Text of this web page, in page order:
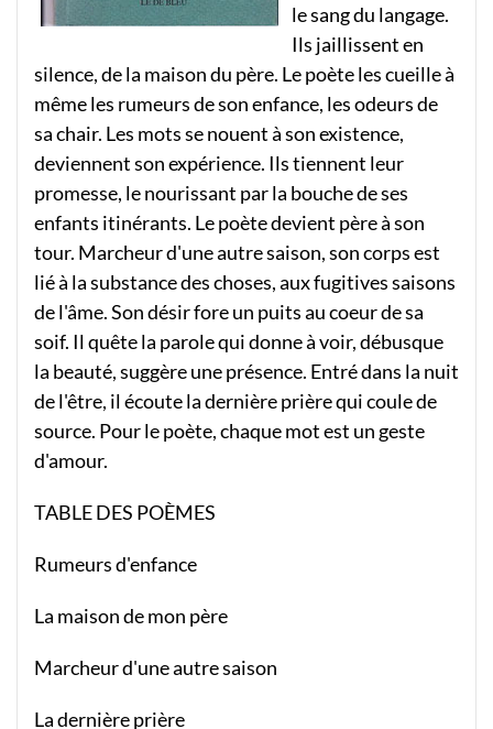
le sang du langage.
Ils jaillissent en
silence, de la maison du père. Le poète les cueille à
même les rumeurs de son enfance, les odeurs de
sa chair. Les mots se nouent à son existence,
deviennent son expérience. Ils tiennent leur
promesse, le nourissant par la bouche de ses
enfants itinérants. Le poète devient père à son
tour. Marcheur d'une autre saison, son corps est
lié à la substance des choses, aux fugitives saisons
de l'âme. Son désir fore un puits au coeur de sa
soif. Il quête la parole qui donne à voir, débusque
la beauté, suggère une présence. Entré dans la nuit
de l'être, il écoute la dernière prière qui coule de
source. Pour le poète, chaque mot est un geste
d'amour.
TABLE DES POÈMES
Rumeurs d'enfance
La maison de mon père
Marcheur d'une autre saison
La dernière prière